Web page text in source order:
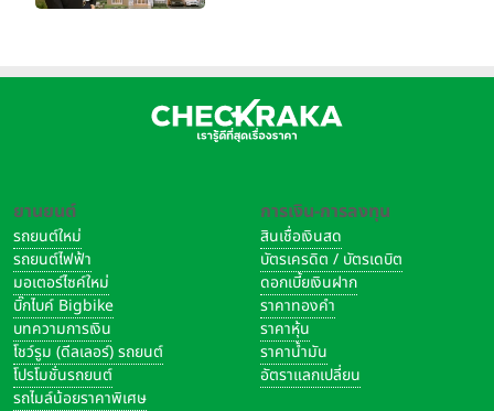
ยานยนต์
รถยนต์ใหม่
รถยนต์ไฟฟ้า
มอเตอร์ไซค์ใหม่
บิ๊กไบค์ Bigbike
บทความการเงิน
โชว์รูม (ดีลเลอร์) รถยนต์
โปรโมชั่นรถยนต์
รถไมล์น้อยราคาพิเศษ
การเงิน-การลงทุน
สินเชื่อเงินสด
บัตรเครดิต / บัตรเดบิต
ดอกเบี้ยเงินฝาก
ราคาทองคำ
ราคาหุ้น
ราคาน้ำมัน
อัตราแลกเปลี่ยน